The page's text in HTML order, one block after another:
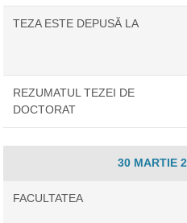
TEZA ESTE DEPUSĂ LA
REZUMATUL TEZEI DE
DOCTORAT
30 MARTIE
FACULTATEA